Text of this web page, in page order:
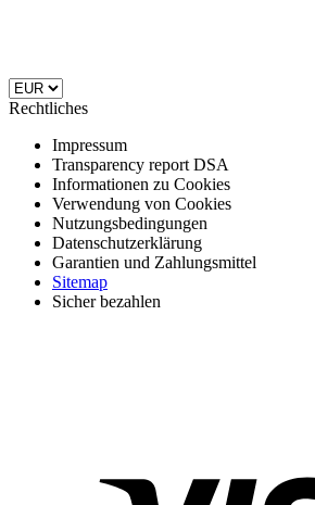
Rechtliches
Impressum
Transparency report DSA
Informationen zu Cookies
Verwendung von Cookies
Nutzungsbedingungen
Datenschutzerklärung
Garantien und Zahlungsmittel
Sitemap
Sicher bezahlen